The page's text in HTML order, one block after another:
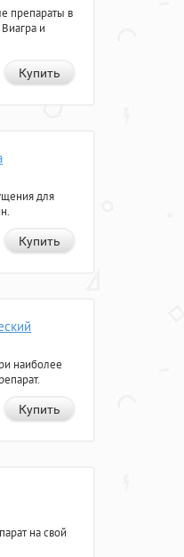
препараты в
и
Купить
для
Купить
наиболее
Купить
на свой